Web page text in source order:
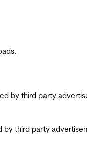
by third party
third party